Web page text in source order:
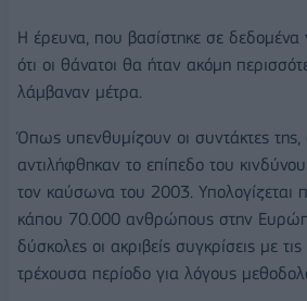
Η έρευνα, που βασίστηκε σε δεδομένα
ότι οι θάνατοι θα ήταν ακόμη
λάμβαναν μέτρα.
Όπως υπενθυμίζουν οι συντάκτες
αντιλήφθηκαν το επίπεδο του
τον καύσωνα του 2003. Υπολογίζεται
κάπου 70.000 ανθρώπους στην
δύσκολες οι ακριβείς συγκρίσεις με τις
τρέχουσα περίοδο για λόγους